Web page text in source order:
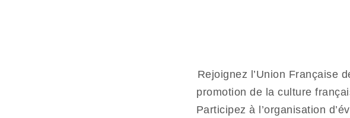
Rejoignez l’Union Française
promotion de la culture
Participez à l’organisation